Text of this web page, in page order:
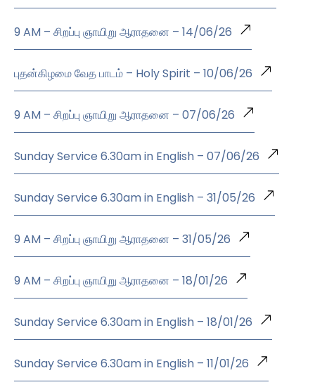
9 AM – சிறப்பு ஞாயிறு ஆராதனை – 14/06/26
புதன்கிழமை வேத பாடம் – Holy Spirit – 10/06/26
9 AM – சிறப்பு ஞாயிறு ஆராதனை – 07/06/26
Sunday Service 6.30am in English – 07/06/26
Sunday Service 6.30am in English – 31/05/26
9 AM – சிறப்பு ஞாயிறு ஆராதனை – 31/05/26
9 AM – சிறப்பு ஞாயிறு ஆராதனை – 18/01/26
Sunday Service 6.30am in English – 18/01/26
Sunday Service 6.30am in English – 11/01/26